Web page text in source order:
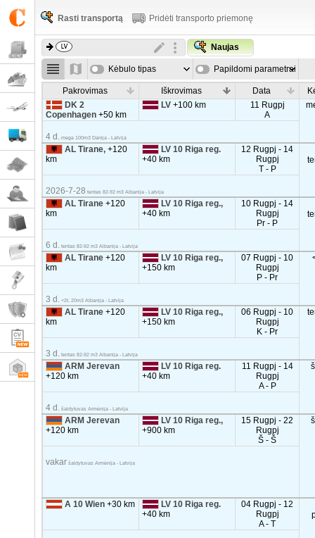
Rasti transportą Pridėti transporto priemonę
Naujas
Kėbulo tipas Papildomi parametrai
Pakrovimas Iškrovimas Data
DK 2
Copenhagen+50 km
LV+100 km
11 Rugpj
A
4 d. mega 100m3 Danija - Latvija
AL Tirane,+120
km
LV 10 Riga reg.
+40 km
12 Rugpj - 14
Rugpj
T - P
2026-7-28 tentas 82-92 m3 Albanija - Latvija
AL Tirane+120
km
LV 10 Riga reg.,
+40 km
10 Rugpj - 14
Rugpj
Pr - P
6 d. tentas 82-92 m3 Albanija - Latvija
AL Tirane+120
km
LV 10 Riga reg.,
+150 km
07 Rugpj - 10
Rugpj
P - Pr
3 d. <2t, 20m3 Albanija - Latvija
AL Tirane+120
km
LV 10 Riga reg.,
+150 km
06 Rugpj - 10
Rugpj
K - Pr
3 d. tentas 82-92 m3 Albanija - Latvija
ARM Jerevan
+120 km
LV 10 Riga reg.
+40 km
11 Rugpj - 14
Rugpj
A - P
4 d. šaldytuvas Armėnija - Latvija
ARM Jerevan
+120 km
LV 10 Riga reg.,
+900 km
15 Rugpj - 22
Rugpj
Š - Š
vakar šaldytuvas Armėnija - Latvija
A 10 Wien+30 km
LV 10 Riga reg.
+40 km
04 Rugpj - 12
Rugpj
A - T